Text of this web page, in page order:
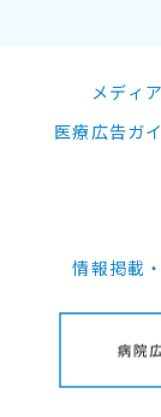
メディ
医療広告ガ
情報掲載